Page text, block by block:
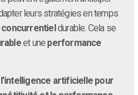
leurs stratégies en temps
durable. Cela se
et une performance
artificielle pour